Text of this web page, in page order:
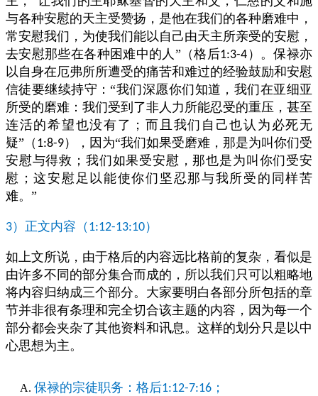
与各种安慰的天主受赞扬，是他在我们的各种磨难中，
常安慰我们，为使我们能以自己由天主所亲受的安慰，
去安慰那些在各种困难中的人”（格后1:3-4 ）。保禄亦
以自身在厄弗所所遭受的痛苦和难过的经验鼓励和安慰
信徒要继续持守：“我们深愿你们知道，我们在亚细亚
所受的磨难：我们受到了非人力所能忍受的重压，甚至
连活的希望也没有了；而且我们自己也认为必死无
疑”（ 1:8-9），因为“我们如果受磨难，那是为叫你们受
安慰与得救；我们如果受安慰，那也是为叫你们受安
慰；这安慰足以能使你们坚忍那与我所受的同样苦
难。”
3）正文内容（ 1:12-13:10）
如上文所说，由于格后的内容远比格前的复杂，看似是
由许多不同的部分集合而成的，所以我们只可以粗略地
将内容归纳成三个部分。大家要明白各部分所包括的章
节并非很有条理和完全切合该主题的内容，因为每一个
部分都会夹杂了其他资料和讯息。这样的划分只是以中
心思想为主。
保禄的宗徒职务：格后1:12-7:16 ；